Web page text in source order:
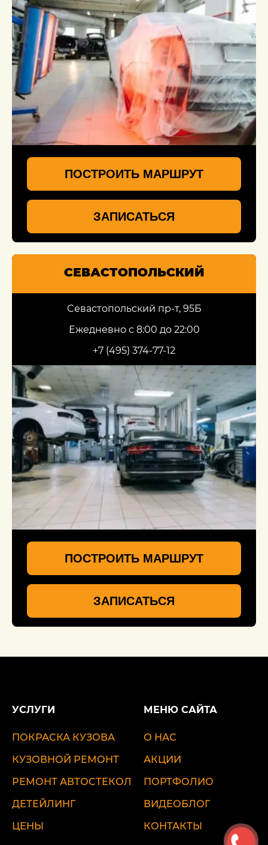
ПОСТРОИТЬ МАРШРУТ
ЗАПИСАТЬСЯ
СЕВАСТОПОЛЬСКИЙ
Севастопольский пр-т, 95Б
Ежедневно с 8:00 до 22:00
+7 (495) 374-77-12
ПОСТРОИТЬ МАРШРУТ
ЗАПИСАТЬСЯ
УСЛУГИ
ПОКРАСКА КУЗОВА
КУЗОВНОЙ РЕМОНТ
РЕМОНТ АВТОСТЕКОЛ
ДЕТЕЙЛИНГ
ЦЕНЫ
МЕНЮ САЙТА
О НАС
АКЦИИ
ПОРТФОЛИО
ВИДЕОБЛОГ
КОНТАКТЫ